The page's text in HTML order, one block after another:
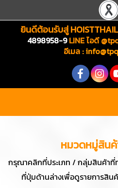
ยินดีต้อนรับสู่
4898958-9LINE ไอดี
อีเมล :
หมวดหมู่สิน
กรุณาคลิกที่ประเภท / กลุ่มสินค้าที่
ที่ปุ่มด้านล่างเพื่อดูรายการสิน